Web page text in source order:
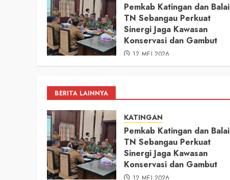
Pemkab Katingan dan Balai
TN Sebangau Perkuat
Sinergi Jaga Kawasan
Konservasi dan Gambut
12 MEI 2026
BERITA LAINNYA
KATINGAN
Pemkab Katingan dan Balai
TN Sebangau Perkuat
Sinergi Jaga Kawasan
Konservasi dan Gambut
12 MEI 2026